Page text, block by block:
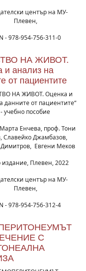
център на МУ-
Плевен,
- 978-954-756-311-0
НА ЖИВОТ.
и анализ на
от пациентите
НА ЖИВОТ. Оценка и
данните от пациентите“
- учебно пособие
Енчева, проф. Тони
Славейко Джамбазов,
Евгени Меков
издание, Плевен, 2022
център на МУ-
Плевен,
- 978-954-756-312-4
С